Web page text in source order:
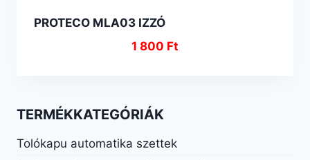
PROTECO MLA03 IZZÓ
1 800 Ft
TERMÉKKATEGÓRIÁK
Tolókapu automatika szettek